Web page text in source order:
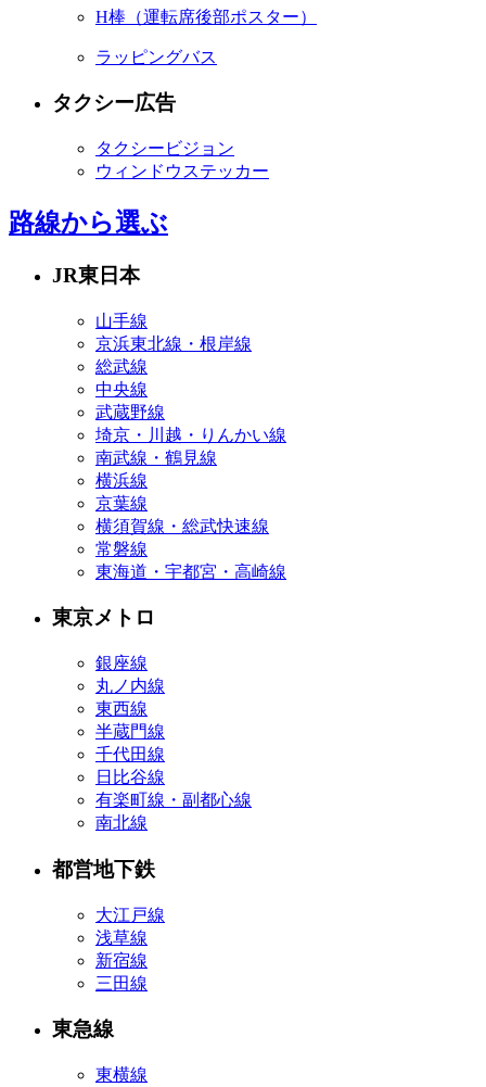
H棒 （運転席後部ポスター）
ラッピングバス
タクシー広告
タクシービジョン
ウィンドウステッカー
路線から選ぶ
JR東日本
山手線
京浜東北線・根岸線
総武線
中央線
武蔵野線
埼京・川越・りんかい線
南武線・鶴見線
横浜線
京葉線
横須賀線・総武快速線
常磐線
東海道・宇都宮・高崎線
東京メトロ
銀座線
丸ノ内線
東西線
半蔵門線
千代田線
日比谷線
有楽町線・副都心線
南北線
都営地下鉄
大江戸線
浅草線
新宿線
三田線
東急線
東横線